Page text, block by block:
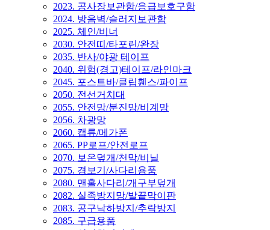
2023. 공사장보관함/응급보호구함
2024. 방음벽/슬러지보관함
2025. 체인/비너
2030. 안전띠/타포린/완장
2035. 반사/야광 테이프
2040. 위험(경고)테이프/라인마크
2045. 포스트바/클립휀스/파이프
2050. 전선거치대
2055. 안전망/분진망/비계망
2056. 차광망
2060. 캡류/메가폰
2065. PP로프/안전로프
2070. 보온덮개/천막/비닐
2075. 경보기/사다리용품
2080. 맨홀사다리/개구부덮개
2082. 실족방지망/발끝막이판
2083. 공구낙하방지/추락방지
2085. 구급용품